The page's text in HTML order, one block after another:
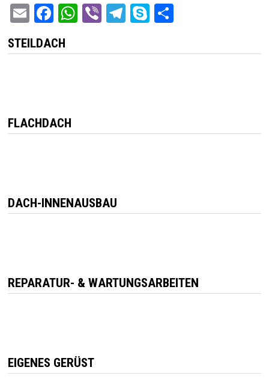
EmailFacebook
WhatsApp
ViberTelegram
SkypeTeilen
STEILDACH
FLACHDACH
DACH-INNENAUSBAU
REPARATUR- & WARTUNGSARBEITEN
EIGENES GERÜST